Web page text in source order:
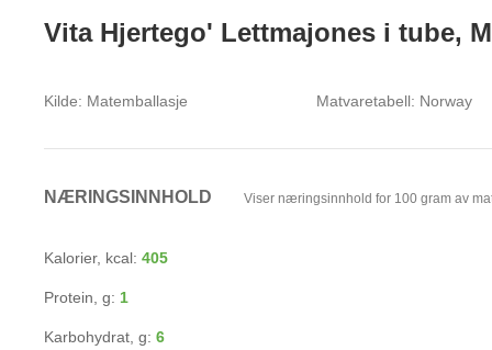
Vita Hjertego' Lettmajones i tube,
Kilde: Matemballasje Matvaretabell: Norway
NÆRINGSINNHOLD Viser næringsinnhold for 100 gram av
Kalorier, kcal: 405
Protein, g: 1
Karbohydrat, g: 6